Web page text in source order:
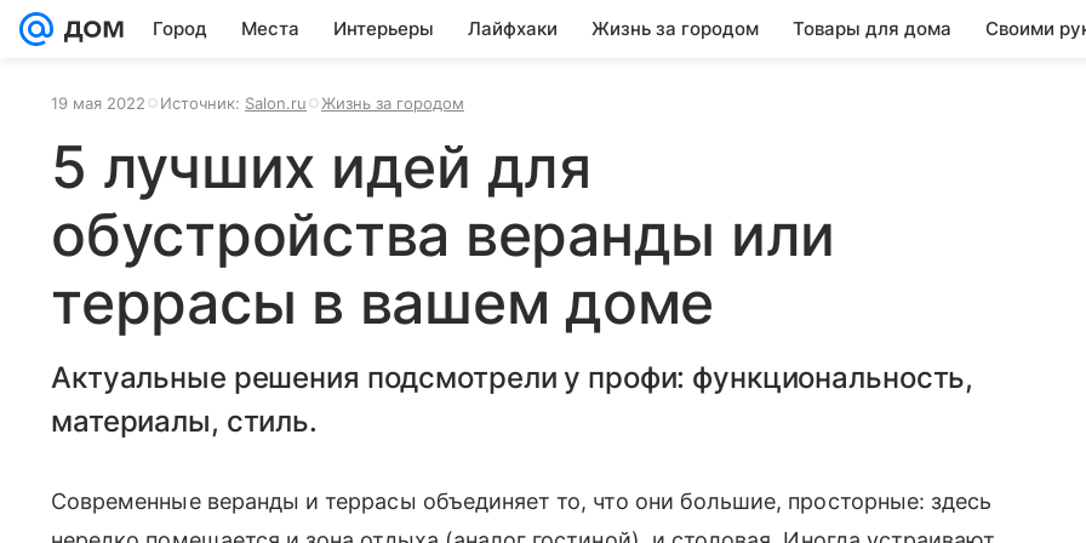
Город Места Интерьеры Лайфхаки Жизнь за городом Товары для дома Своими
19 мая 2022 Источник: Salon.ru Жизнь за городом
5 лучших идей для
обустройства веранды или
террасы в вашем доме
Актуальные решения подсмотрели у профи: функциональность,
материалы, стиль.
Современные веранды и террасы объединяет то, что они большие, просторные: здесь